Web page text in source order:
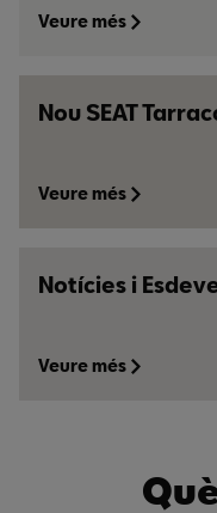
Veure més
Nou SEAT
Veure més
Notícies i
Veure més